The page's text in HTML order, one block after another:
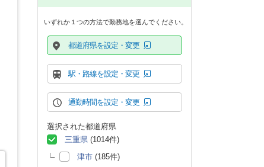
いずれか１つの方法で勤務地を選んでください。
都道府県を設定・変更
駅・路線を設定・変更
通勤時間を設定・変更
選択された都道府県
三重県 (1014件)
津市 (185件)